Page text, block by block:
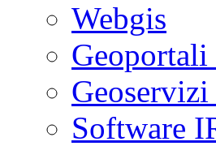
Webgis
Software